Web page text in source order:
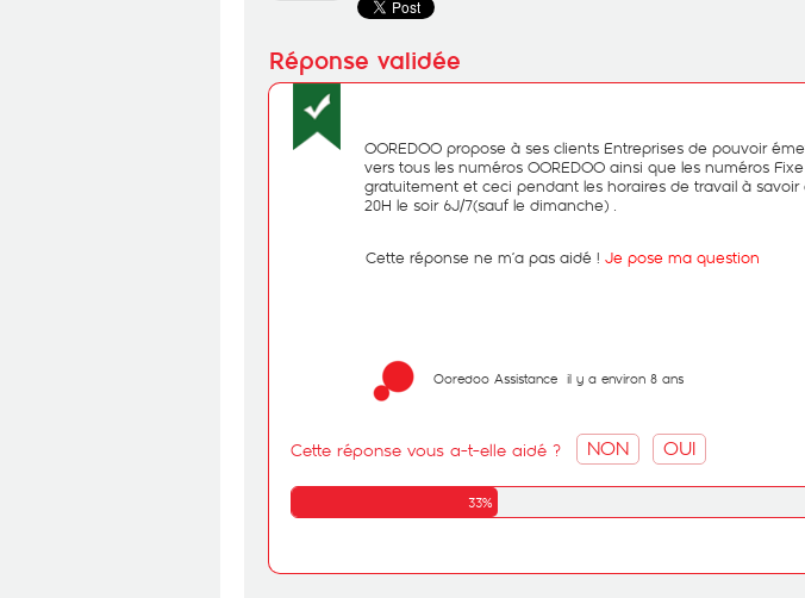
OOREDOO propose à ses clients Entreprises de pouvoir
vers tous les numéros OOREDOO ainsi que les numéros
gratuitement et ceci pendant les horaires de travail à
20H le soir 6J/7(sauf le dimanche) .
- Cette réponse ne m’a pas aidé ! Je pose ma question
Ooredoo Assistance il y a environ 8 ans
Cette réponse vous a-t-elle aidé ? NON OUI
33%